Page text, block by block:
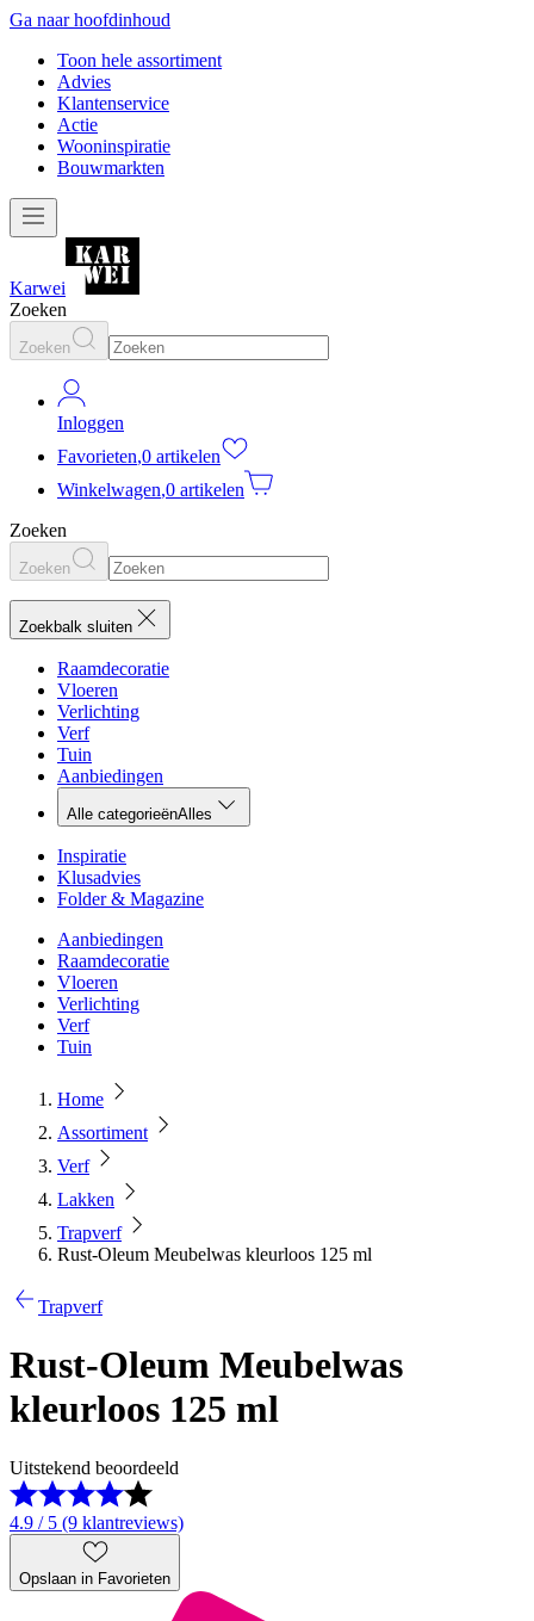
Ga naar hoofdinhoud
Toon hele assortiment
Advies
Klantenservice
Actie
Wooninspiratie
Bouwmarkten
Karwei
Zoeken
Zoeken
Inloggen
Favorieten,0 artikelen
Winkelwagen,0 artikelen
Zoeken
Zoeken
Zoekbalk sluiten
Raamdecoratie
Vloeren
Verlichting
Verf
Tuin
Aanbiedingen
Alle categorieënAlles
Inspiratie
Klusadvies
Folder & Magazine
Aanbiedingen
Raamdecoratie
Vloeren
Verlichting
Verf
Tuin
Home
Assortiment
Verf
Lakken
Trapverf
Rust-Oleum Meubelwas kleurloos 125 ml
Trapverf
Rust-Oleum Meubelwas
kleurloos 125 ml
Uitstekend beoordeeld
4.9 / 5 (9 klantreviews)
Opslaan in Favorieten